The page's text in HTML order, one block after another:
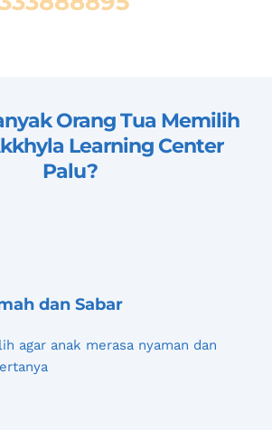
Kenapa Banyak Orang Tua Memilih
Learning Center
Palu?
dan Sabar
agar anak merasa nyaman dan